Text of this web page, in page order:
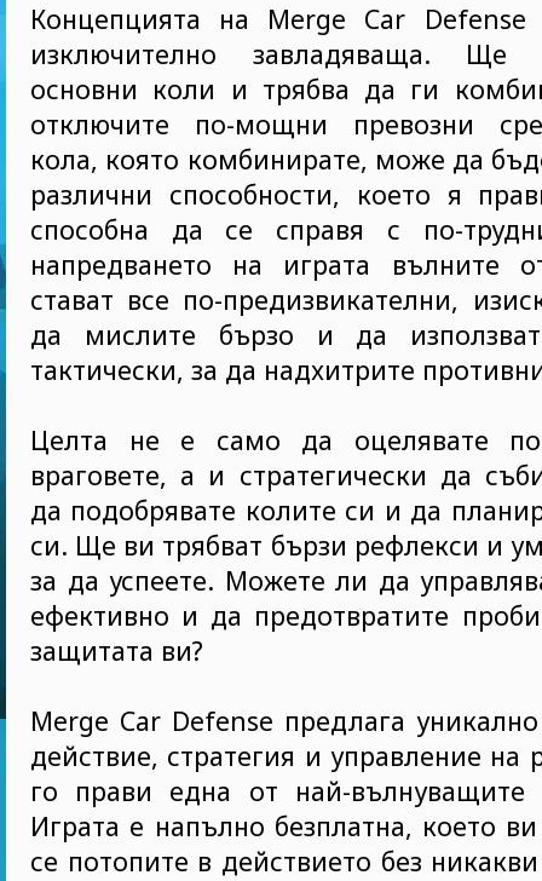
Концепцията на Merge Car
изключително завладяваща. Ще
основни коли и трябва да ги
отключите по-мощни превозни
кола, която комбинирате, може да
различни способности, което я
способна да се справя с по-
напредването на играта вълните
стават все по-предизвикателни,
да мислите бързо и да
тактически, за да надхитрите
Целта не е само да оцелявате
враговете, а и стратегически да
да подобрявате колите си и да
си. Ще ви трябват бързи рефлекси и
за да успеете. Можете ли да
ефективно и да предотвратите
защитата ви?
Merge Car Defense предлага
действие, стратегия и управление на
го прави една от най-вълнуващите
Играта е напълно безплатна, което
се потопите в действието без